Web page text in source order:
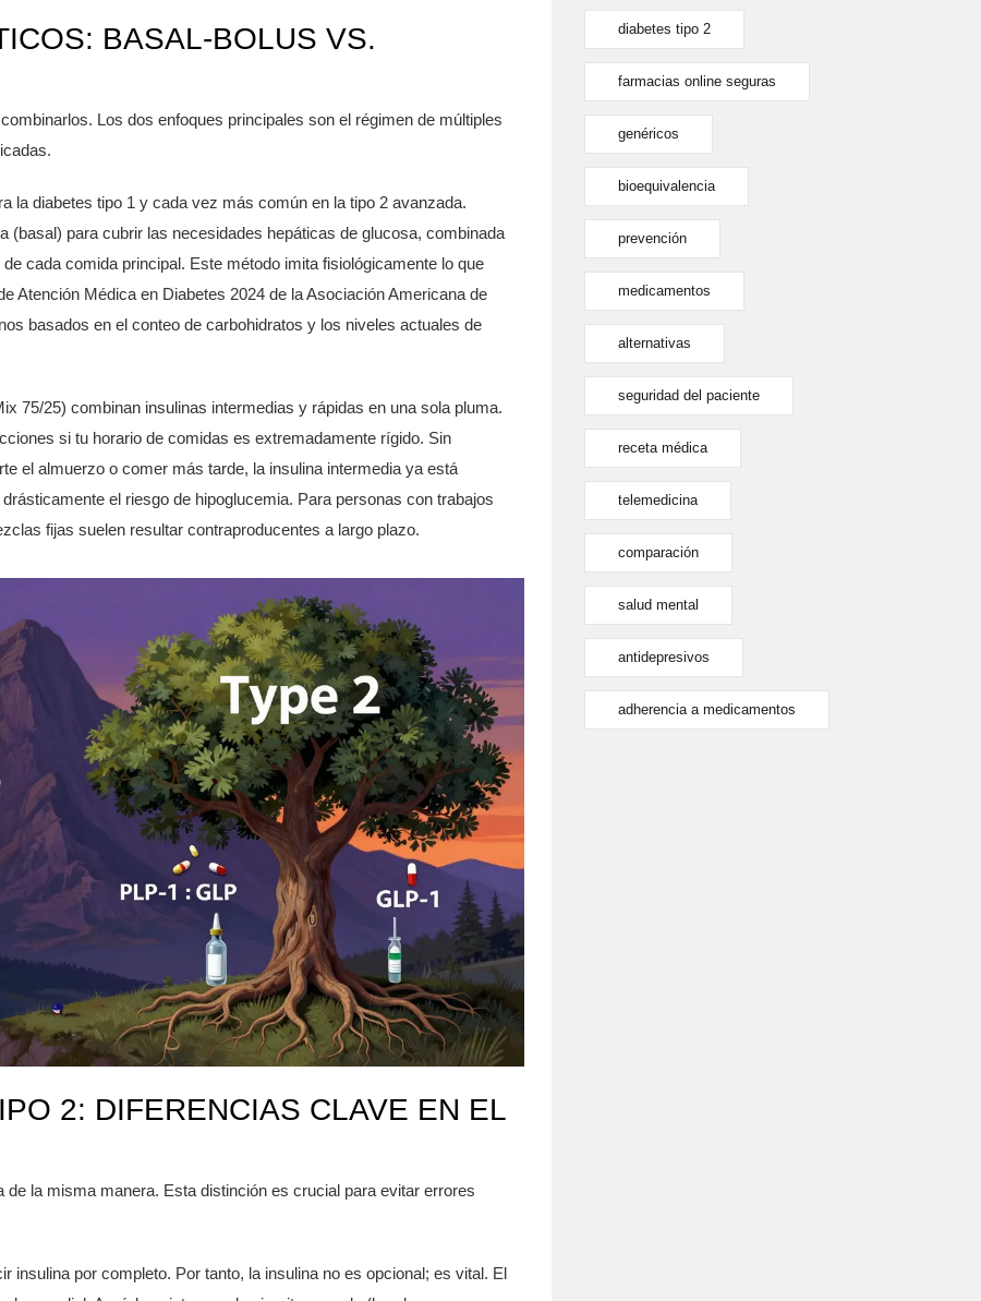
BASAL-BOLUS VS.
Los dos enfoques principales son el régimen de múltiples
la diabetes tipo 1 y cada vez más común en la tipo 2 avanzada.
(basal) para cubrir las necesidades hepáticas de glucosa, combinada
cada comida principal. Este método imita fisiológicamente lo que
Atención Médica en Diabetes 2024 de la Asociación Americana de
basados en el conteo de carbohidratos y los niveles actuales de
75/25) combinan insulinas intermedias y rápidas en una sola pluma.
si tu horario de comidas es extremadamente rígido. Sin
el almuerzo o comer más tarde, la insulina intermedia ya está
el riesgo de hipoglucemia. Para personas con trabajos
fijas suelen resultar contraproducentes a largo plazo.
2: DIFERENCIAS CLAVE EN EL
la misma manera. Esta distinción es crucial para evitar errores
insulina por completo. Por tanto, la insulina no es opcional; es vital. El
diabetes tipo 2
farmacias online seguras
genéricos
bioequivalencia
prevención
medicamentos
alternativas
seguridad del paciente
receta médica
telemedicina
comparación
salud mental
antidepresivos
adherencia a medicamentos